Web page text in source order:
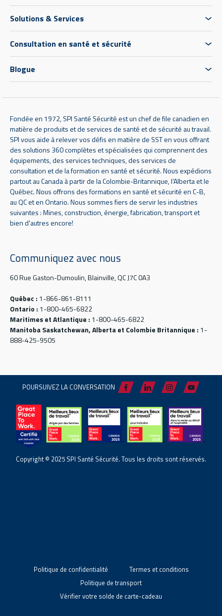
Solutions & Services
Consultation en santé et sécurité
Blogue
Fondée en 1972, SPI Santé Sécurité est un chef de file canadien en
matière de produits et de services de santé et de sécurité au travail.
SPI vous aide à relever vos défis en matière de SST en vous offrant
des solutions 360 complètes et spécialisées qui comprennent des
équipements, des services techniques, des services de
consultation et de la formation en santé et sécurité. Nous expédions
partout au Canada à partir de la Colombie-Britannique, l’Alberta et le
Québec. Nous offrons des formations en santé et sécurité en C-B,
au QC et en Ontario. Nous sommes fiers de servir les industries
suivantes : Mines, construction, énergie, fabrication, transport et
bien d'autres encore!
Communiquez avec nous
60 Rue Gaston-Dumoulin, Blainville, QC J7C 0A3
Québec : 1-866-861-8111
Ontario : 1-800-465-6822
Maritimes et Atlantique : 1-800-465-6822
Manitoba Saskatchewan, Alberta et Colombie Britannique : 1-
888-425-9505
POURSUIVEZ LA CONVERSATION
Copyright © 2025 SPI Santé Sécurité. Tous les droits sont réservés.
Politique de confidentialité
Termes et conditions
Politique de transport
Vérifier votre solde de carte-cadeau